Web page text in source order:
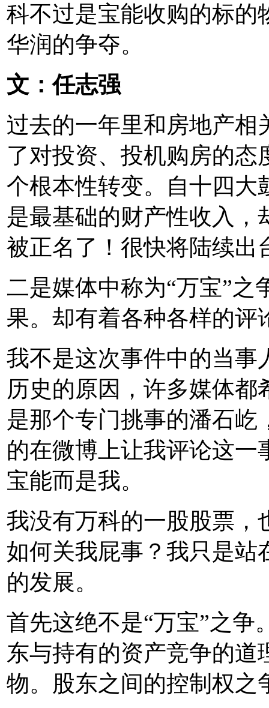
科不过是宝能收购的标的
华润的争夺。
文：任志强
过去的一年里和房地产相
了对投资、投机购房的
个根本性转变。自十四大
是最基础的财产性收入，
被正名了！很快将陆续出
二是媒体中称为“万宝”
果。却有着各种各样的评
我不是这次事件中的当事
历史的原因，许多媒体
是那个专门挑事的潘石屹
的在微博上让我评论这一
宝能而是我。
我没有万科的一股股票，
如何关我屁事？我只是站
的发展。
首先这绝不是“万宝”之争
东与持有的资产竞争的道
物。股东之间的控制权之